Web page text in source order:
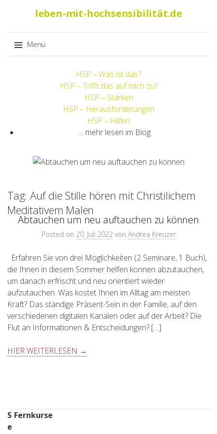
leben-mit-hochsensibilität.de
Menü
HSP – Was ist das?
HSP – Trifft das auf mich zu?
HSP – Stärken
HSP – Herausforderungen
HSP – Hilfen
… mehr lesen im Blog
Tag: Auf die Stille hören mit Christilichem
Meditativem Malen
Abtauchen um neu auftauchen zu können
Posted on 20. Juli 2022 von Andrea Kreuzer
Erfahren Sie von drei Möglichkeiten (2 Seminare, 1 Buch),
die Ihnen in diesem Sommer helfen können abzutauchen,
um danach erfrischt und neu orientiert wieder
aufzutauchen. Was kostet Ihnen im Alltag am meisten
Kraft? Das ständige Präsent-Sein in der Familie, auf den
verschiedenen digitalen Kanälen oder auf der Arbeit? Die
Flut an Informationen & Entscheidungen? […]
HIER WEITERLESEN →
Fernkurse
S
e